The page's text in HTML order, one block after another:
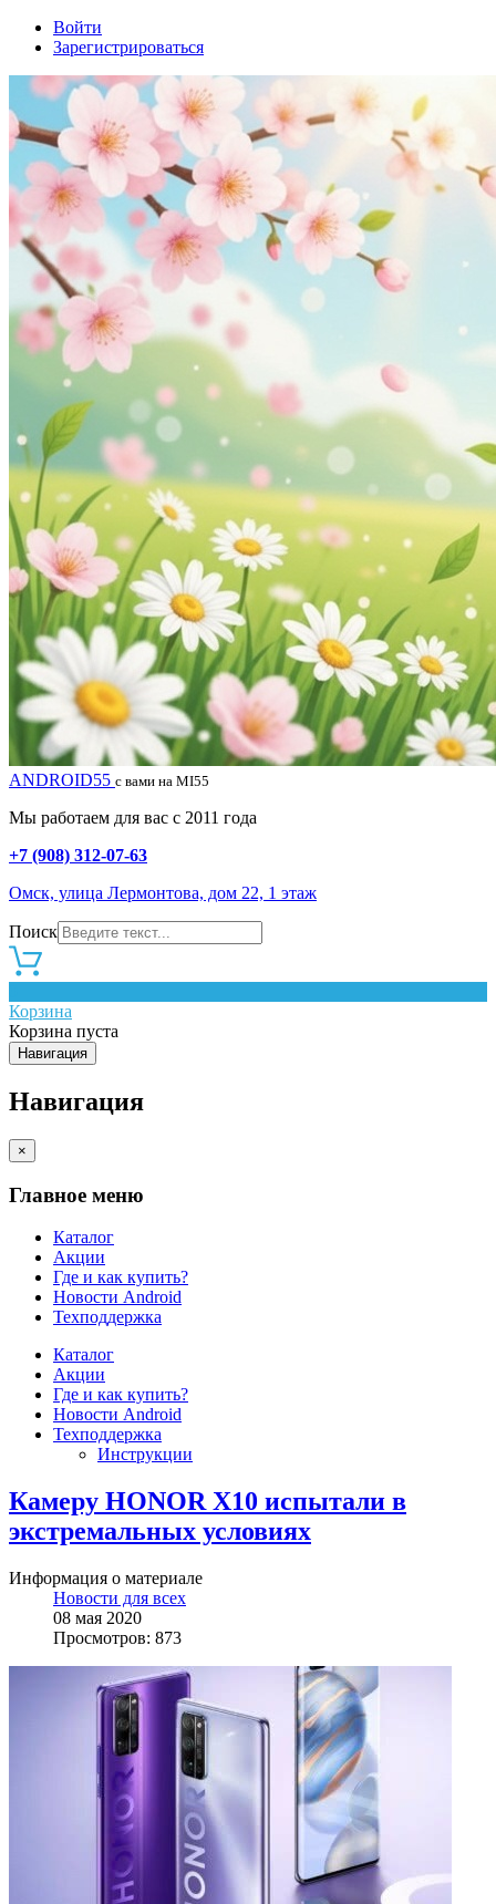
Войти
Зарегистрироваться
ANDROID55 с вами на MI55
Мы работаем для вас с 2011 года
+7 (908) 312-07-63
Омск, улица Лермонтова, дом 22, 1 этаж
Поиск
Корзина
Корзина пуста
Навигация
Навигация
×
Главное меню
Каталог
Акции
Где и как купить?
Новости Android
Техподдержка
Каталог
Акции
Где и как купить?
Новости Android
Техподдержка
Инструкции
Камеру HONOR X10 испытали в
экстремальных условиях
Информация о материале
Новости для всех
08 мая 2020
Просмотров: 873